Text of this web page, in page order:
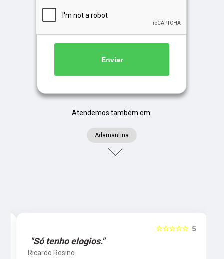
Enviar
Atendemos também em:
Adamantina
5
☆☆☆☆☆
"Só tenho elogios."
Ricardo Resino